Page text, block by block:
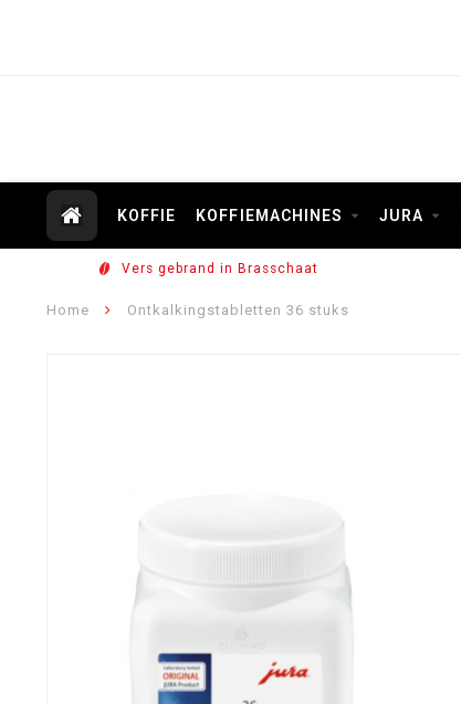
KOFFIE KOFFIEMACHINES JURA
Vers gebrand in Brasschaat
Home Ontkalkingstabletten 36 stuks